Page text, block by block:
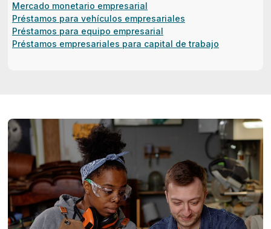
Mercado monetario empresarial
Préstamos para vehículos empresariales
Préstamos para equipo empresarial
Préstamos empresariales para capital de trabajo